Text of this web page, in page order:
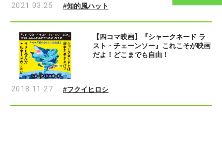
2021.03.25 #知的風ハット
【四コマ映画】『シャークネード ラ
スト・チェーンソー』これこそが映画
だよ！どこまでも自由！
2018.11.27 #フクイヒロシ